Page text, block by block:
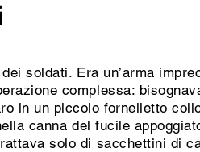
soldati. Era un’arma
complessa:
in un piccolo fornelletto
canna del fucile
solo di sacchettini di